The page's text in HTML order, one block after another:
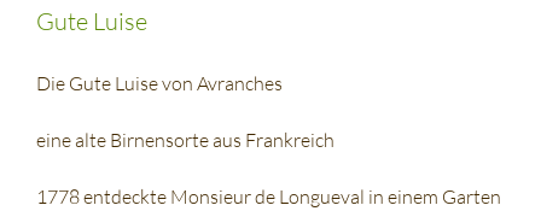
Gute Luise
Die Gute Luise von Avranches
eine alte Birnensorte aus Frankreich
1778 entdeckte Monsieur de Longueval in einem Garten